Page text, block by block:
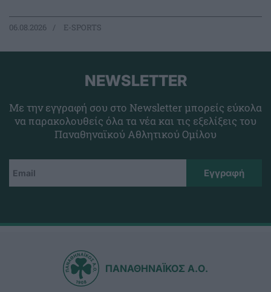
06.08.2026 E-SPORTS
NEWSLETTER
Με την εγγραφή σου στο Newsletter μπορείς εύκολα
να παρακολουθείς όλα τα νέα και τις εξελίξεις του
Παναθηναϊκού Αθλητικού Ομίλου
ΠΑΝΑΘΗΝΑΪΚΟΣ Α.Ο.